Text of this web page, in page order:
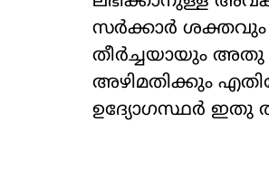
സർക്കാർ ശക്തവും
തീർച്ചയായും അതു
അഴിമതിക്കും
ഉദ്യോഗസ്ഥർ ഇതു